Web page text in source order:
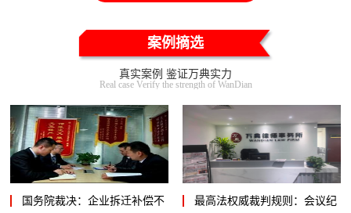
案例摘选
真实案例 鉴证万典实力
Real case Verify the strength of WanDian
国务院裁决：企业拆迁补偿不
最高法权威裁判规则：会议纪